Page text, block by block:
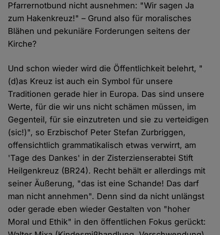
Pfarrernotbund nicht ausnehmen: "Wir sagen Ja
zum Hakenkreuz!" – Grund also für moralisches
Blähen und pekuniäre Forderungen seitens der
Kirche?
Und schon wieder wird die Öffentlichkeit belehrt, "
(d)as Kreuz ist auch ein Symbol für unsere
Traditionen gerade hier in Europa. Das sind unsere
Werte, für die wir uns nicht schämen müssen, im
Gegenteil, für sie einzutreten und sie zu verteidigen
(sic!)", so Erzbischof Peter Stefan Zurbriggen,
offensichtlich grammatikalisch etwas verwirrt, am
'Tage des Dankes' in der Zisterzienserabtei Stift
Heilgenkreuz (BR24). Recht behält er allerdings mit
seiner Äußerung, "das ist eine Schande! Das darf
man nicht annehmen". Denn sind da nicht unlängst
oder gerade eben wieder Gestalten von "hoher
Moral und Ethik" in den öffentlichen Fokus gerückt: